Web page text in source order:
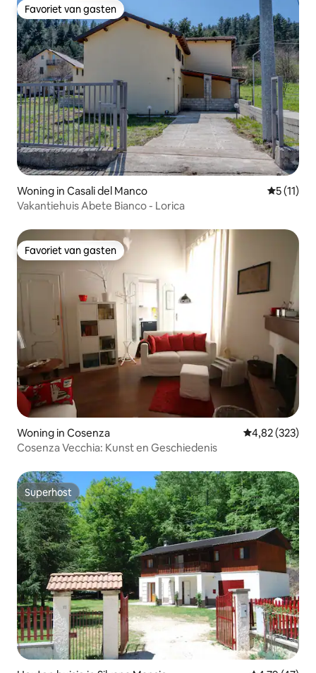
Favoriet van gasten
Favoriet van gasten
Woning in Casali del Manco
5 (11)
Vakantiehuis Abete Bianco - Lorica
Favoriet van gasten
Favoriet van gasten
Woning in Cosenza Gemiddelde
4,82 (323)
Cosenza Vecchia: Kunst en Geschiedenis
Superhost
Superhost